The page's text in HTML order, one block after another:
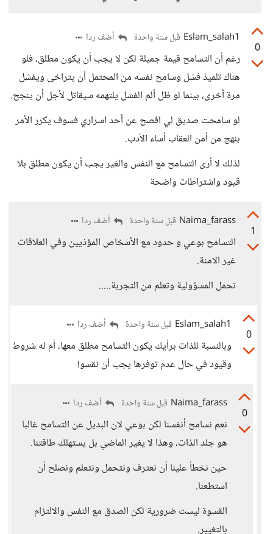
0
Eslam_salah1 قبل سنة واحدة أضف ردا
رغم أن التسامح قيمة جميلة لكن لا يجب أن يكون مطلق، فلو
هناك تلميذ فشل وسامح نفسه من المحتمل أن يتراخى ويفشل
مرة أخرى، بينما لو ظل ألم الفشل يلتهمه سيقاتل لأجل أن ينجح.
لو سامحت صديق لي افصح عن أحد اسراري فسوف يكرر الأمر
بنهج من أمن العقاب أساء الأدب.
لذلك لا أرى التسامح مع النفس والغير يجب أن يكون مطلق بلا
قيود واشتراطات واضحة
1
Naima_farass قبل سنة واحدة أضف ردا
التسامح بوعي و حدود مع الأشخاص المؤذيين وفي العلاقات
غير الامنة.
تحمل المسؤولية وتعلم من التجربة.....
0
Eslam_salah1 قبل سنة واحدة أضف ردا
وبالنسبة للذات برأيك يكون التسامح مطلق معها، أم له شروط
وقيود في حال عدم توفرها يجب أن نقسو!
0
Naima_farass قبل سنة واحدة أضف ردا
نعم نسامح أنفسنا لكن بوعي لان البديل عن التسامح غالبا
هو جلد الذات، وهذا لا يغير الماضي بل يستهلك طاقتنا.
حين نخطأ علينا أن نعترف ونتحمل ونتعلم ونصلح أن
استطعنا.
القسوة ليست ضرورية لكن الصدق مع النفس والالتزام
بالتغيير.